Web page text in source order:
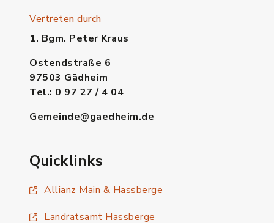
Vertreten durch
1. Bgm. Peter Kraus
Ostendstraße 6
97503 Gädheim
Tel.: 0 97 27 / 4 04
Gemeinde@gaedheim.de
Quicklinks
Allianz Main & Hassberge
Landratsamt Hassberge